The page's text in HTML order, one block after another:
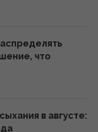
выбирают
что
в августе: